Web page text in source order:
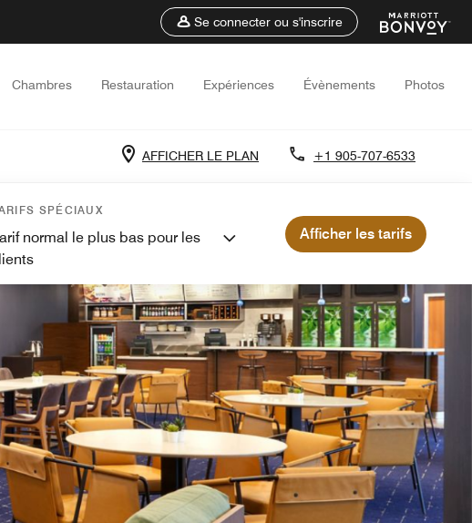
Se connecter ou s'inscrire
Chambres Restauration Expériences Évènements Photos
AFFICHER LE PLAN +1 905-707-6533
SPÉCIAUX
normal le plus bas pour les
Afficher les tarifs